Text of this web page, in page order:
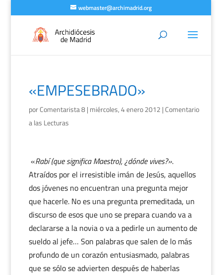
webmaster@archimadrid.org
«EMPESEBRADO»
porComentarista 8| miércoles, 4 enero 2012 |Comentario
a las Lecturas
«Rabí (que significa Maestro), ¿dónde vives?».
Atraídos por el irresistible imán de Jesús, aquellos
dos jóvenes no encuentran una pregunta mejor
que hacerle. No es una pregunta premeditada, un
discurso de esos que uno se prepara cuando va a
declararse a la novia o va a pedirle un aumento de
sueldo al jefe… Son palabras que salen de lo más
profundo de un corazón entusiasmado, palabras
que se sólo se advierten después de haberlas